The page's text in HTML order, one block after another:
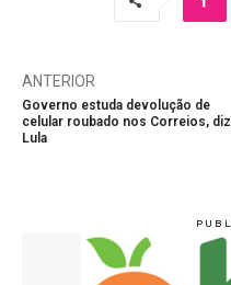
ANTERIOR
Governo estuda devolução de
celular roubado nos Correios, diz
Lula